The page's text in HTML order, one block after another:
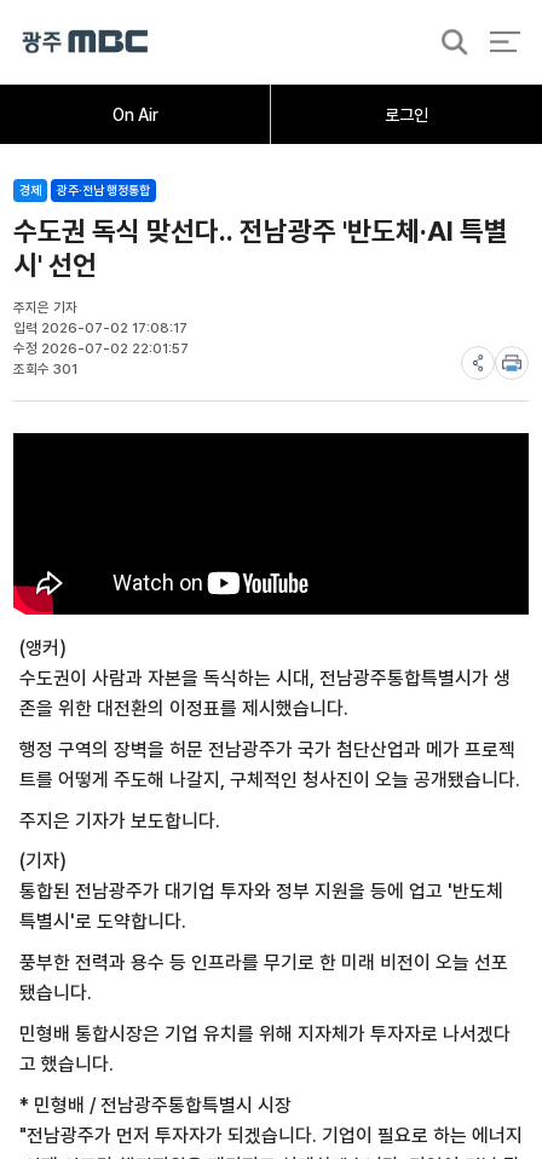
On Air 로그인
검
오늘의뉴스뉴스데스크 취재가시작되자
경제 광주·전남 행정통합
수도권 독식 맞선다.. 전남광주 '반도체·AI 특별
시' 선언
주지은 기자
입력 2026-07-02 17:08:17
수정 2026-07-02 22:01:57
조회수 301
(앵커)
수도권이 사람과 자본을 독식하는 시대, 전남광주통합특별시가 생
존을 위한 대전환의 이정표를 제시했습니다.
행정 구역의 장벽을 허문 전남광주가 국가 첨단산업과 메가 프로젝
트를 어떻게 주도해 나갈지, 구체적인 청사진이 오늘 공개됐습니다.
주지은 기자가 보도합니다.
(기자)
통합된 전남광주가 대기업 투자와 정부 지원을 등에 업고 '반도체
특별시'로 도약합니다.
풍부한 전력과 용수 등 인프라를 무기로 한 미래 비전이 오늘 선포
됐습니다.
민형배 통합시장은 기업 유치를 위해 지자체가 투자자로 나서겠다
고 했습니다.
* 민형배 / 전남광주통합특별시 시장
"전남광주가 먼저 투자자가 되겠습니다. 기업이 필요로 하는 에너지